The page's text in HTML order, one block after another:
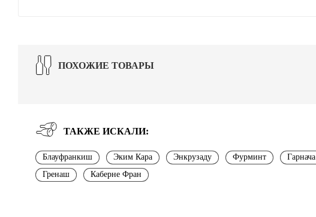
ПОХОЖИЕ ТОВАРЫ
ТАКЖЕ ИСКАЛИ:
Блауфранкиш Эким Кара Энкрузаду Фурминт Гарнача
Гренаш
Каберне Фран